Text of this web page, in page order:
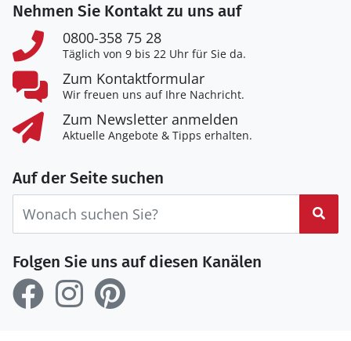
Nehmen Sie Kontakt zu uns auf
0800-358 75 28
Täglich von 9 bis 22 Uhr für Sie da.
Zum Kontaktformular
Wir freuen uns auf Ihre Nachricht.
Zum Newsletter anmelden
Aktuelle Angebote & Tipps erhalten.
Auf der Seite suchen
Folgen Sie uns auf diesen Kanälen